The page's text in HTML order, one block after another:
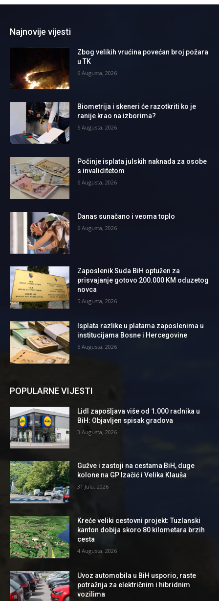
Najnovije vijesti
Zbog velikih vrućina povećan broj požara
u TK
6 Augusta, 2026
Biometrija i skeneri će razotkriti ko je
ranije krao na izborima?
6 Augusta, 2026
Počinje isplata julskih naknada za osobe
s invaliditetom
6 Augusta, 2026
Danas sunačano i veoma toplo
6 Augusta, 2026
Zaposlenik Suda BiH optužen za
prisvajanje gotovo 200.000 KM oduzetog
novca
5 Augusta, 2026
Isplata razlike u platama zaposlenima u
institucijama Bosne i Hercegovine
5 Augusta, 2026
POPULARNE VIJESTI
Lidl zapošljava više od 1.000 radnika u
BiH: Objavljen spisak gradova
3 Augusta, 2026
Gužve i zastoji na cestama BiH, duge
kolone na GP Izačić i Velika Klauša
31 Jula, 2026
Kreće veliki cestovni projekt: Tuzlanski
kanton dobija skoro 80 kilometara brzih
cesta
4 Augusta, 2026
Uvoz automobila u BiH usporio, raste
potražnja za električnim i hibridnim
vozilima